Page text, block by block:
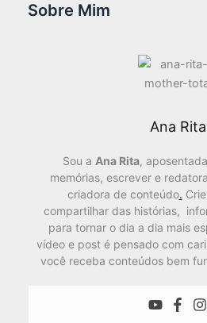
Sobre Mim
Ana Rita
Sou a Ana Rita,
memórias, escrever e
criadora de conteúdo.
compartilhar das histórias,
para tornar o dia a dia mais
vídeo e post é pensado com
você receba conteúdos bem